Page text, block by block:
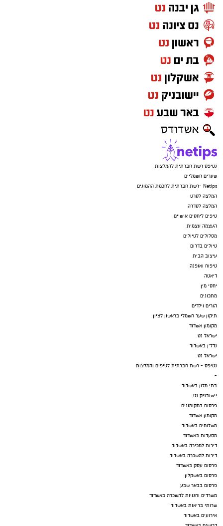
נטיפס רשת חברתית להמלצות
שערים חשמליים
Netips -רשת חברתית לחכמת ההמונים
המלצה לסרט
המלצה לסדרה
טיפים ליחסים אישיים
העצמה עצמית
מסלולים לטיולים
טיולים בדרום
עיצוב הבית
טיפוח ואופנה
דיאטה
יחסי מין
מתכונים
הורים וילדים
תיקון שער חשמלי בראשון לציון
מקומון אשדוד
ישראל נט
נדל"ן באשדוד
ישראל נט
נטיפס - רשת חברתית לטיפים והמלצות
-
בתי מלון באשדוד
יישובניק נט
פרסום במקומונים
מקומון אשדוד
משלוחים באשדוד
מסעדות באשדוד
דירות למכירה באשדוד
דירות להשכרה באשדוד
פרסום עסק באשדוד
פרסום באשקלון
פרסום בבאר שבע
משרדים וחנויות להשכרה באשדוד
שרותי בריאות באשדוד
אירועים באשדוד